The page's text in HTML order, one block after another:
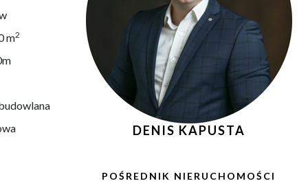
m2
DENIS KAPUSTA
POŚREDNIK NIERUCHOMOŚCI